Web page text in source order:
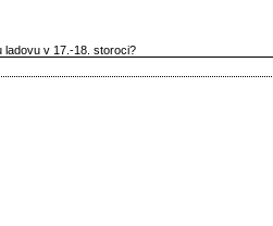
ladovu v 17.-18. storoci?